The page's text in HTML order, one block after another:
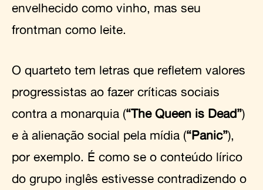
envelhecido como vinho, mas seu
frontman como leite.
O quarteto tem letras que refletem valores
progressistas ao fazer críticas sociais
contra a monarquia (“The Queen is Dead”)
e à alienação social pela mídia (“Panic”),
por exemplo. É como se o conteúdo lírico
do grupo inglês estivesse contradizendo o